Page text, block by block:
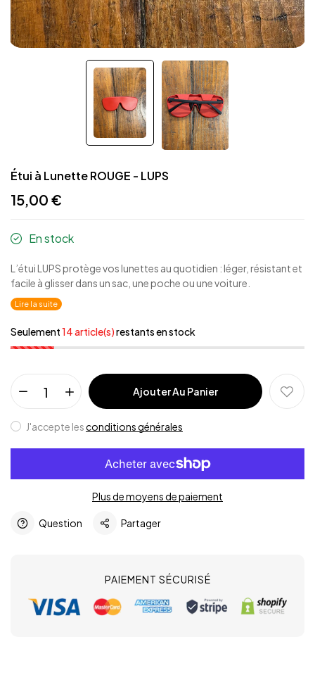
Étui à Lunette ROUGE - LUPS
15,00 €
En stock
L’étui LUPS protège vos lunettes au quotidien : léger, résistant et
facile à glisser dans un sac, une poche ou une voiture.
Lire la suite
Seulement14 article(s)restants en stock
Ajouter Au Panier
J'accepte lesconditions générales
Plus de moyens de paiement
Question Partager
PAIEMENT SÉCURISÉ